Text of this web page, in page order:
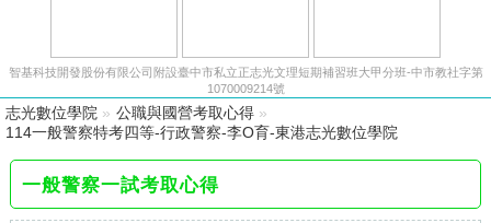
智基科技開發股份有限公司附設臺中市私立正志光文理短期補習班大甲分班-中市教社字第
1070009214號
志光數位學院 » 公職與國營考取心得 »
114一般警察特考四等-行政警察-李O育-東港志光數位學院
一般警察一試考取心得